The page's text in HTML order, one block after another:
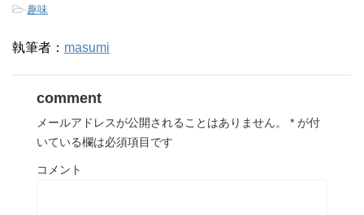
-趣味
執筆者： masumi
comment
メールアドレスが公開されることはありません。 * が付
いている欄は必須項目です
コメント